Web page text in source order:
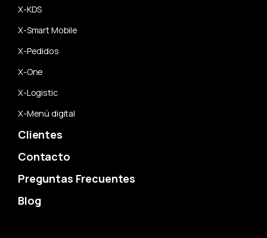
X-KDS
X-Smart Mobile
X-Pedidos
X-One
X-Logistic
X-Menú digital
Clientes
Contacto
Preguntas Frecuentes
Blog